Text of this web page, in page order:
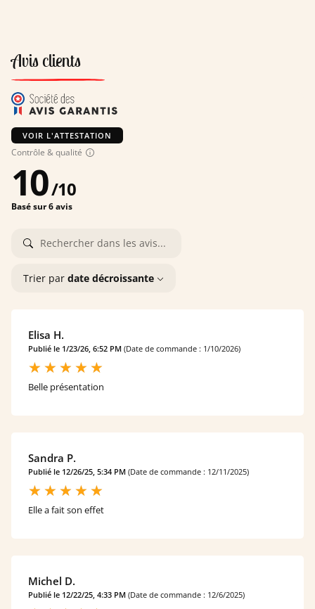
Avis clients
VOIR L'ATTESTATION
Contrôle & qualité
10/10
Basé sur 6 avis
Trier par date décroissante
Elisa H.
Publié le 1/23/26, 6:52 PM (Date de commande : 1/10/2026)
Belle présentation
Sandra P.
Publié le 12/26/25, 5:34 PM (Date de commande : 12/11/2025)
Elle a fait son effet
Michel D.
Publié le 12/22/25, 4:33 PM (Date de commande : 12/6/2025)